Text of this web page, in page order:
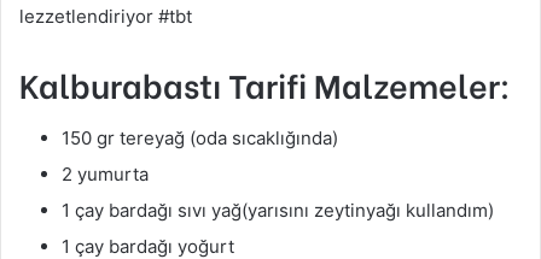
lezzetlendiriyor #tbt
Kalburabastı Tarifi Malzemeler:
150 gr tereyağ (oda sıcaklığında)
2 yumurta
1 çay bardağı sıvı yağ(yarısını zeytinyağı kullandım)
1 çay bardağı yoğurt